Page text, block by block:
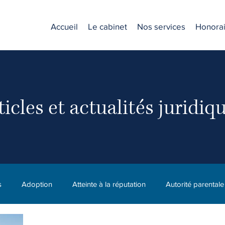
Accueil Le cabinet Nos services
et actualités
Adoption Atteinte à la réputation Autorité parentale